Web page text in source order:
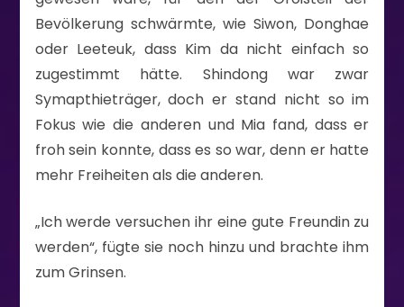
Bevölkerung schwärmte, wie Siwon, Donghae
oder Leeteuk, dass Kim da nicht einfach so
zugestimmt hätte. Shindong war zwar
Symapthieträger, doch er stand nicht so im
Fokus wie die anderen und Mia fand, dass er
froh sein konnte, dass es so war, denn er hatte
mehr Freiheiten als die anderen.
„Ich werde versuchen ihr eine gute Freundin zu
werden“, fügte sie noch hinzu und brachte ihm
zum Grinsen.